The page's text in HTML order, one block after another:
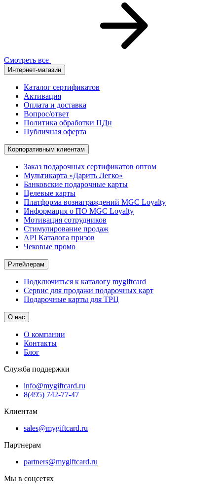
Смотреть все
Интернет-магазин
Каталог сертификатов
Активация
Оплата и доставка
Вопрос/ответ
Политика обработки ПДн
Публичная оферта
Корпоративным клиентам
Заказ подарочных сертификатов оптом
Мультикарта «Дарить Легко»
Банковские подарочные карты
Целевые карты
Платформа вознаграждений MGC Loyalty
Информация о ПО MGC Loyalty
Мотивация сотрудников
Стимулирование продаж
API Каталога призов
Чековые промо
Ритейлерам
Подключиться к каталогу mygiftcard
Сервис для продажи подарочных карт
Подарочные карты для ТРЦ
О нас
О компании
Контакты
Блог
Служба поддержки
info@mygiftcard.ru
8(495) 742-77-47
Клиентам
sales@mygiftcard.ru
Партнерам
partners@mygiftcard.ru
Мы в соцсетях